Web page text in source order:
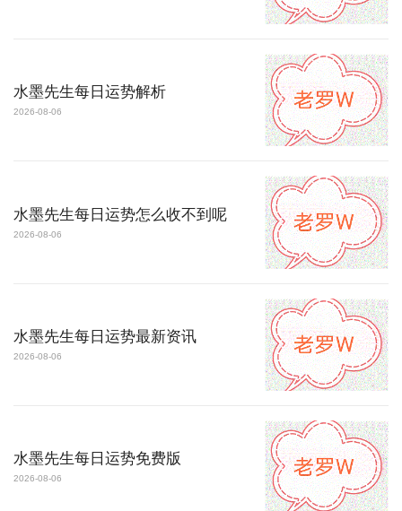
水墨先生每日运势解析
2026-08-06
水墨先生每日运势怎么收不到呢
2026-08-06
水墨先生每日运势最新资讯
2026-08-06
水墨先生每日运势免费版
2026-08-06